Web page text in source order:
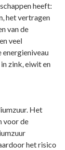
heeft:
het vertragen
van de
veel
zink, eiwit en
Het
voor de
het risico